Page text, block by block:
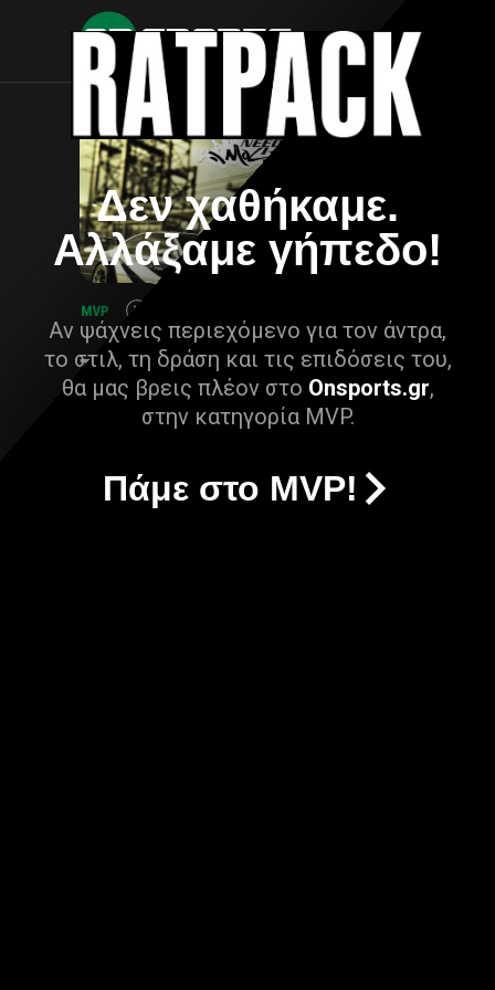
Δεν χαθήκαμε.
Αλλάξαμε γήπεδο!
Αν ψάχνεις περιεχόμενο για τον άντρα,
το στιλ, τη δράση και τις επιδόσεις του,
θα μας βρεις πλέον στο Onsports.gr,
στην κατηγορία MVP.
Πάμε στο MVP!